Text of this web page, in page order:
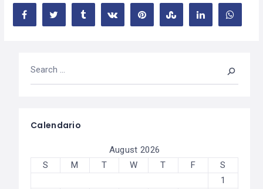
Calendario
August 2026
S
M T W T F
S
1